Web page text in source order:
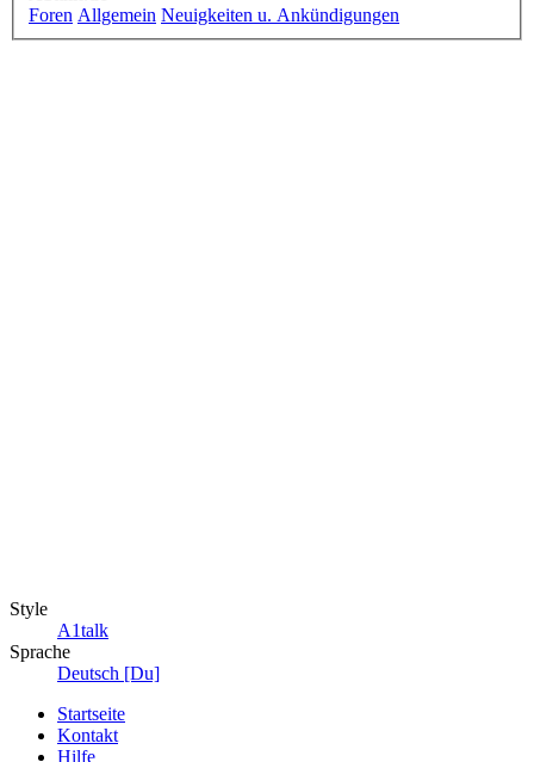
Foren Allgemein Neuigkeiten u. Ankündigungen
Style
A1talk
Sprache
Deutsch [Du]
Startseite
Kontakt
Hilfe